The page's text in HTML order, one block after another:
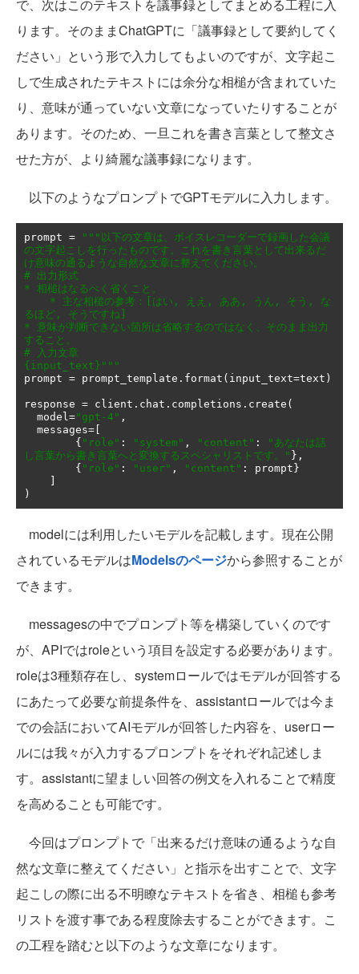
で、次はこのテキストを議事録としてまとめる工程に入
ります。そのままChatGPTに「議事録として要約してく
ださい」という形で入力してもよいのですが、文字起こ
しで生成されたテキストには余分な相槌が含まれていた
り、意味が通っていない文章になっていたりすることが
あります。そのため、一旦これを書き言葉として整文さ
せた方が、より綺麗な議事録になります。
以下のようなプロンプトでGPTモデルに入力します。
prompt =
"""以下の文章は、ボイスレコーダーで録画した会議
の文字起こしを行ったものです。これを書き言葉として出来るだ
け意味の通るような自然な文章に整えてください。
# 出力形式
* 相槌はなるべく省くこと。
るほど, そうですね]
* 意味が判断できない箇所は省略するのではなく、そのまま出力
すること。
# 入力文章
{input_text}"""
prompt = prompt_template . format ( input_text=text )
response = client . chat . completions . create (
  model
="gpt-4" ,
  messages
=[
{ "role" : "system" , "content" :
"あなたは話
し言葉から書き言葉へと変換するスペシャリストです。" },
{ "role" : "user" , "content" : prompt }
)
modelには利用したいモデルを記載します。現在公開
されているモデルはModelsのページから参照することが
できます。
messagesの中でプロンプト等を構築していくのです
が、APIではroleという項目を設定する必要があります。
roleは3種類存在し、systemロールではモデルが回答する
にあたって必要な前提条件を、assistantロールでは今ま
での会話においてAIモデルが回答した内容を、userロー
ルには我々が入力するプロンプトをそれぞれ記述しま
す。assistantに望ましい回答の例文を入れることで精度
を高めることも可能です。
今回はプロンプトで「出来るだけ意味の通るような自
然な文章に整えてください」と指示を出すことで、文字
起こしの際に出る不明瞭なテキストを省き、相槌も参考
リストを渡す事である程度除去することができます。こ
の工程を踏むと以下のような文章になります。